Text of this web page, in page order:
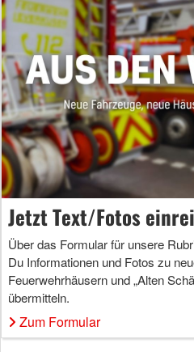
Jetzt Text/Fotos
Über das Formular für unsere
Du Informationen und Fotos zu
Feuerwehrhäusern und „Alten
übermitteln.
Zum Formular